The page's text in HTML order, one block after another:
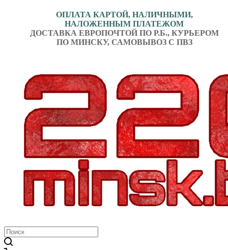
ОПЛАТА КАРТОЙ, НАЛИЧНЫМИ,
НАЛОЖЕННЫМ ПЛАТЕЖОМ
ДОСТАВКА ЕВРОПОЧТОЙ ПО Р.Б., КУРЬЕРОМ
ПО МИНСКУ, САМОВЫВОЗ С ПВЗ